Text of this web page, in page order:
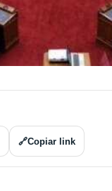
🔗Copiar link